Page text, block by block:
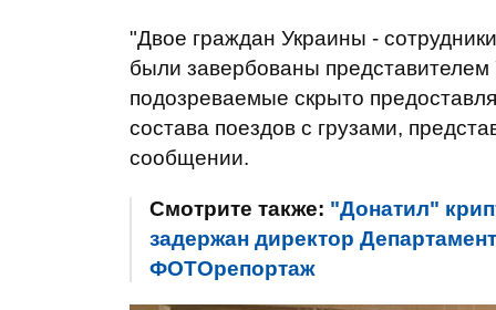
"Двое граждан Украины -
были завербованы
подозреваемые скрыто
состава поездов с грузами,
сообщении.
Смотрите также: "Донатил"
задержан директор
ФОТОрепортаж